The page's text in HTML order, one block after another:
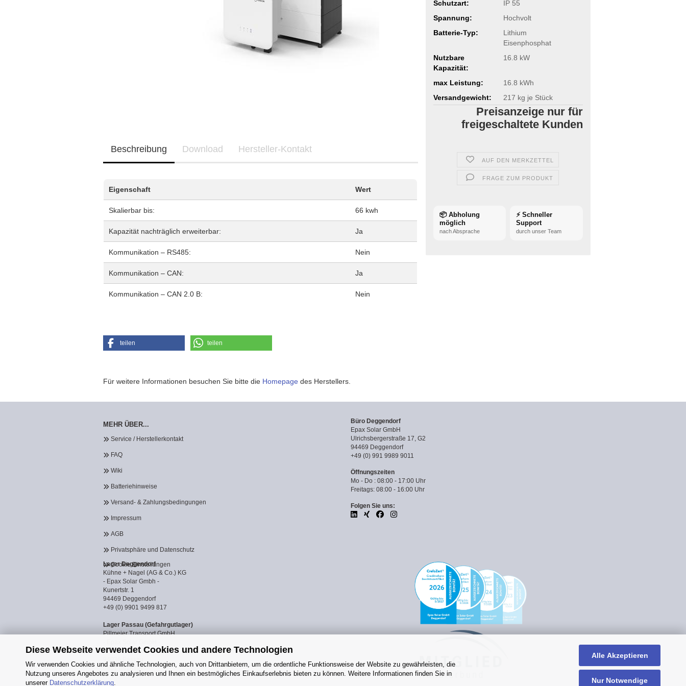
Diese Webseite verwendet Cookies und andere Technologien
Wir verwenden Cookies und ähnliche Technologien, auch von Drittanbietern, um die ordentliche Funktionsweise der Website zu gewährleisten, die
Nutzung unseres Angebotes zu analysieren und Ihnen ein bestmögliches Einkaufserlebnis bieten zu können. Weitere Informationen finden Sie in
unserer Datenschutzerklärung
Alle Akzeptieren
Nur Notwendige
Schutzart:
IP 55
Spannung:
Hochvolt
Batterie-Typ:
Lithium
Eisenphosphat
Nutzbare
Kapazität:
16.8 kW
max Leistung:
16.8 kWh
Versandgewicht:
217 kg je Stück
Preisanzeige nur für
freigeschaltete Kunden
AUF DEN MERKZETTEL
FRAGE ZUM PRODUKT
📦 Abholung
möglich
nach Absprache
⚡ Schneller
Support
durch unser Team
Beschreibung Download Hersteller-Kontakt
Eigenschaft Wert
Skalierbar bis: 66 kwh
Kapazität nachträglich erweiterbar: Ja
Kommunikation – RS485: Nein
Kommunikation – CAN: Ja
Kommunikation – CAN 2.0 B: Nein
teilen teilen
Für weitere Informationen besuchen Sie bitte die Homepage des Herstellers.
MEHR ÜBER...
Service / Herstellerkontakt
FAQ
Wiki
Batteriehinweise
Versand- & Zahlungsbedingungen
Impressum
AGB
Privatsphäre und Datenschutz
Cookie Einstellungen
Büro Deggendorf
Epax Solar GmbH
Ulrichsbergerstraße 17, G2
94469 Deggendorf
+49 (0) 991 9989 9011
Öffnungszeiten
Mo - Do : 08:00 - 17:00 Uhr
Freitags: 08:00 - 16:00 Uhr
Folgen Sie uns:
Lager Deggendorf
Kühne + Nagel (AG & Co.) KG
- Epax Solar Gmbh -
Kunertstr. 1
94469 Deggendorf
+49 (0) 9901 9499 817
Lager Passau (Gefahrgutlager)
Pillmeier Transport GmbH
Industriestraße 14a
0851 8818187